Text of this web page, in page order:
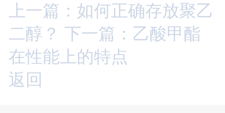
上一篇：如何正确存放聚乙
二醇？ 下一篇：乙酸甲酯
在性能上的特点
返回